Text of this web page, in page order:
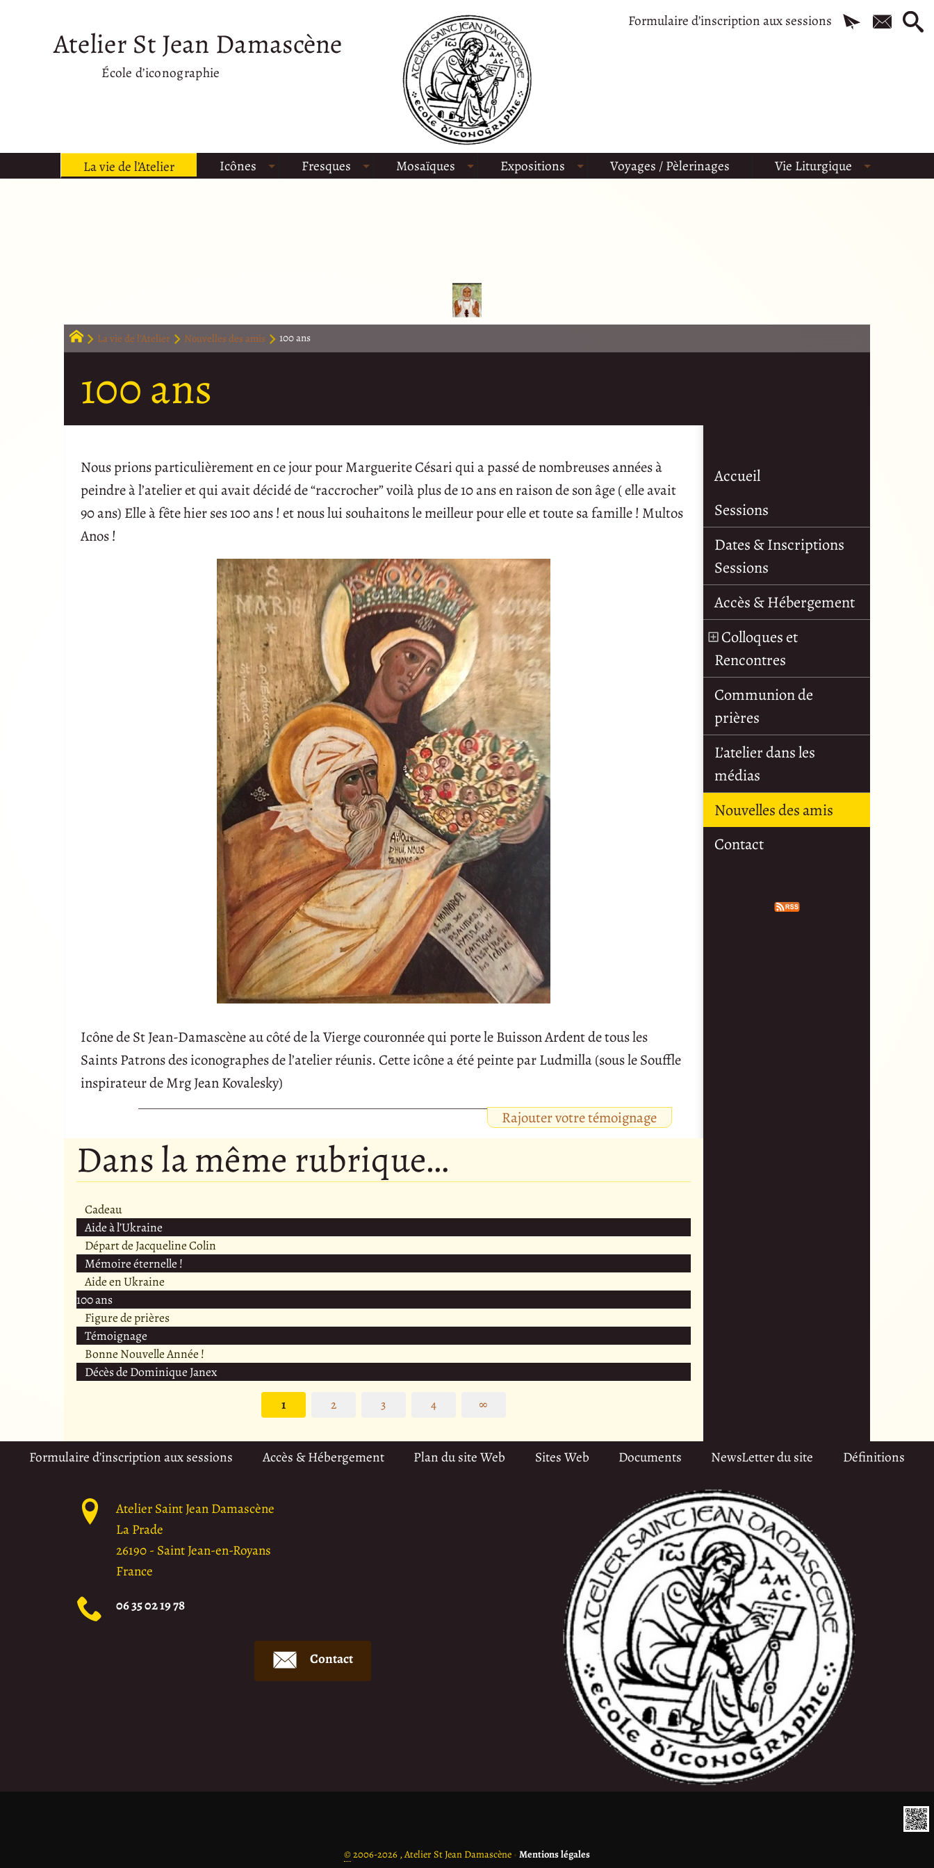
Formulaire d’inscription aux sessions
Atelier St Jean Damascène
École d’iconographie
La vie de l’Atelier Icônes Fresques Mosaïques Expositions Voyages / Pèlerinages Vie Liturgique
La vie de l’Atelier Nouvelles des amis 100 ans
100 ans
Nous prions particulièrement en ce jour pour Marguerite Césari qui a passé de nombreuses années à
peindre à l’atelier et qui avait décidé de “raccrocher” voilà plus de 10 ans en raison de son âge ( elle avait
90 ans) Elle à fête hier ses 100 ans ! et nous lui souhaitons le meilleur pour elle et toute sa famille ! Multos
Anos !
Icône de St Jean-Damascène au côté de la Vierge couronnée qui porte le Buisson Ardent de tous les
Saints Patrons des iconographes de l’atelier réunis. Cette icône a été peinte par Ludmilla (sous le Souffle
inspirateur de Mrg Jean Kovalesky)
Rajouter votre témoignage
Dans la même rubrique…
Cadeau
Aide à l’Ukraine
Départ de Jacqueline Colin
Mémoire éternelle !
Aide en Ukraine
100 ans
Figure de prières
Témoignage
Bonne Nouvelle Année !
Décès de Dominique Janex
1
2 3 4 ∞
Accueil
Sessions
Dates & Inscriptions
Sessions
Accès & Hébergement
Colloques et
Rencontres
Communion de
prières
L’atelier dans les
médias
Nouvelles des amis
Contact
Formulaire d’inscription aux sessions Accès & Hébergement Plan du site Web Sites Web Documents NewsLetter du site Définitions
Atelier Saint Jean Damascène
La Prade
26190- Saint Jean-en-Royans
France
06 35 02 19 78
Contact
©2006-2026 , Atelier St Jean Damascène • Mentions légales